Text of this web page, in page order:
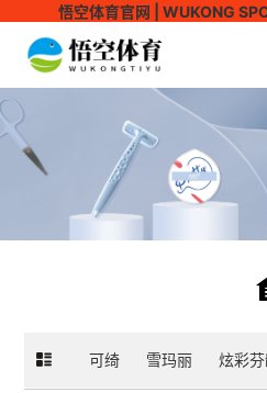
悟空体育官网 | WUKONG
可绮 雪玛丽 炫彩